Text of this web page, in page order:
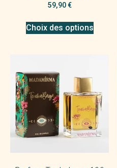
59,90€
Choix des options